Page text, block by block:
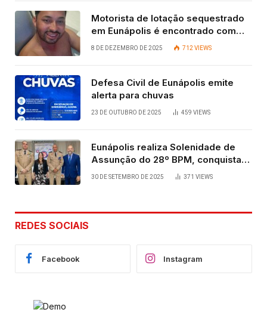
Motorista de lotação sequestrado
em Eunápolis é encontrado com
vida após quatro dias.
8 DE DEZEMBRO DE 2025 712 VIEWS
Defesa Civil de Eunápolis emite
alerta para chuvas
23 DE OUTUBRO DE 2025 459 VIEWS
Eunápolis realiza Solenidade de
Assunção do 28º BPM, conquista
viabilizada por articulação política
30 DE SETEMBRO DE 2025 371 VIEWS
REDES SOCIAIS
Facebook Instagram